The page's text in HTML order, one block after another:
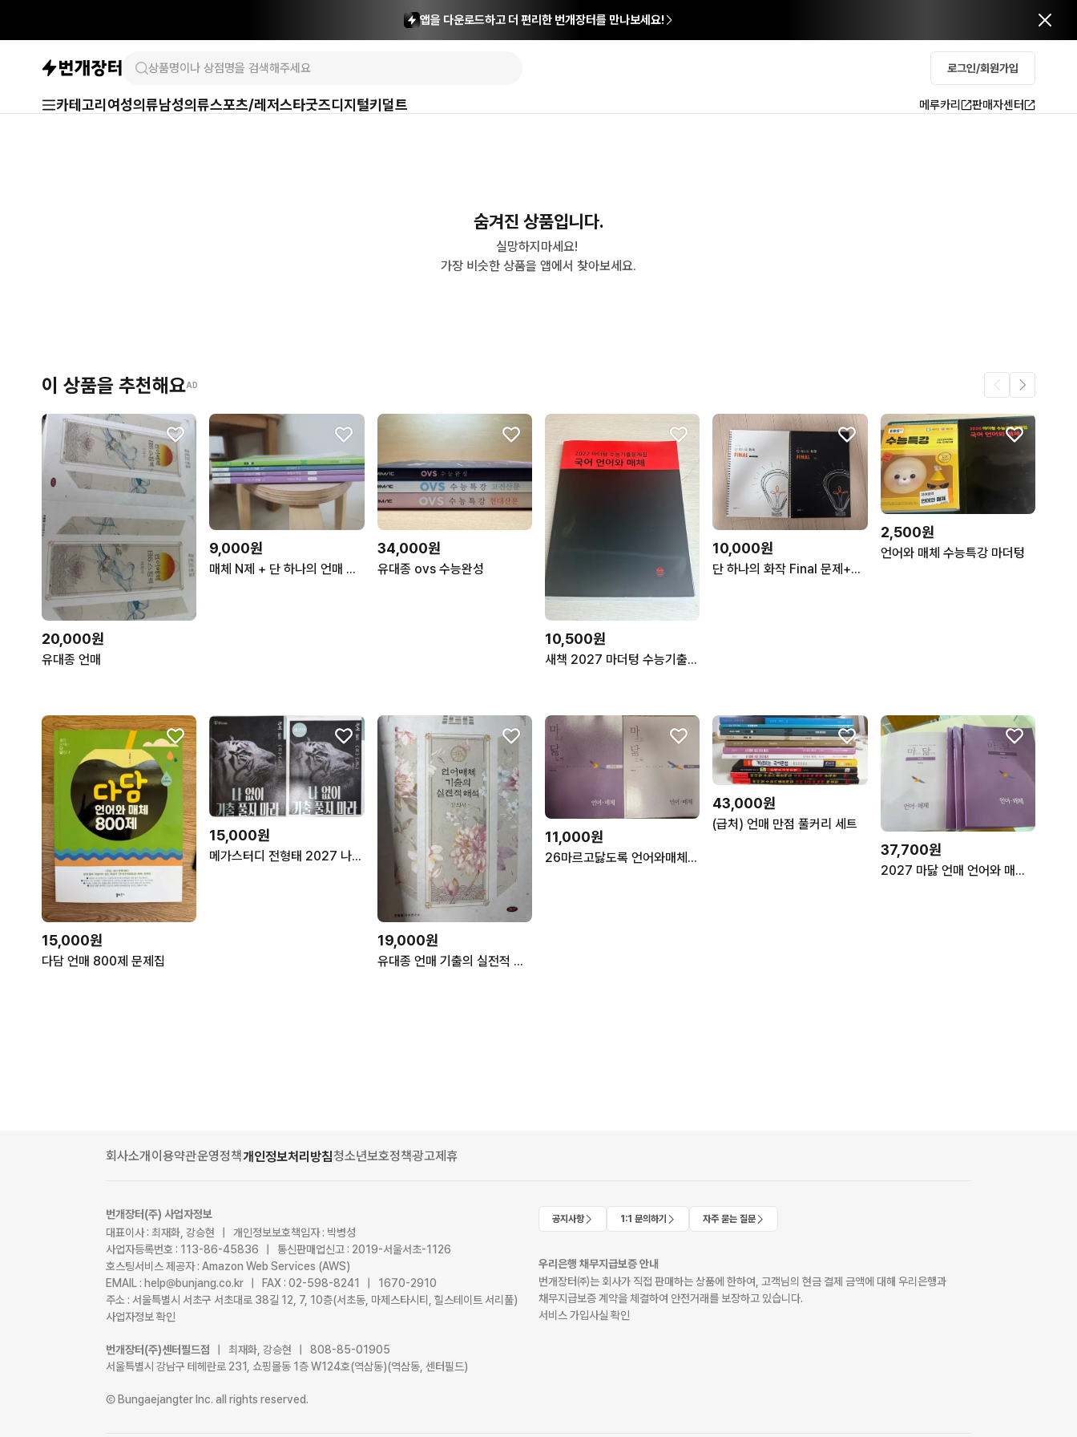
앱을 다운로드하고 더 편리한 번개장터를 만나보세요!
로그인/회원가입
카테고리 여성의류남성의류스포츠/레저스타굿즈디지털키덜트 메루카리 판매자센터
숨겨진 상품입니다.
실망하지마세요!
가장 비슷한 상품을 앱에서 찾아보세요.
이 상품을 추천해요AD
20,000원
유대종 언매
9,000원
매체 N제 + 단 하나의 언매 문제집 세트
34,000원
유대종 ovs 수능완성
10,500원
새책 2027 마더텅 수능기출 국어 언어와 매체
10,000원
단 하나의 화작 Final 문제+해설 세트
2,500원
언어와 매체 수능특강 마더텅
15,000원
다담 언매 800제 문제집
15,000원
메가스터디 전형태 2027 나없이 기출풀지마라 독서 해설편
19,000원
유대종 언매 기출의 실전적 해석 강의서 & 체화서
11,000원
26마르고닳도록 언어와매체 기출 문제집+해설집
43,000원
(급처) 언매 만점 풀커리 세트
37,700원
2027 마닳 언매 언어와 매체 문제집3권 해설지1권 일괄
회사소개이용약관운영정책개인정보처리방침청소년보호정책광고제휴
번개장터(주) 사업자정보
대표이사 : 최재화, 강승현 | 개인정보보호책임자 : 박병성
사업자등록번호 : 113-86-45836 | 통신판매업신고 : 2019-서울서초-1126
호스팅서비스 제공자 : Amazon Web Services (AWS)
EMAIL : help@bunjang.co.kr | FAX : 02-598-8241 | 1670-2910
주소 : 서울특별시 서초구 서초대로 38길 12, 7, 10층(서초동, 마제스타시티, 힐스테이트 서리풀)
사업자정보 확인
번개장터(주)센터필드점
| 최재화, 강승현 | 808-85-01905
서울특별시 강남구 테헤란로 231, 쇼핑몰동 1층 W124호(역삼동)(역삼동, 센터필드)
Ⓒ Bungaejangter Inc. all rights reserved.
공지사항 1:1 문의하기 자주 묻는 질문
우리은행 채무지급보증 안내
번개장터㈜는 회사가 직접 판매하는 상품에 한하여, 고객님의 현금 결제 금액에 대해 우리은행과
채무지급보증 계약을 체결하여 안전거래를 보장하고 있습니다.
서비스 가입사실 확인